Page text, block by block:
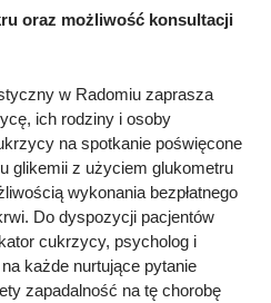
oraz możliwość konsultacji
w Radomiu zaprasza
ich rodziny i osoby
na spotkanie poświęcone
glikemii z użyciem glukometru
wykonania bezpłatnego
Do dyspozycji pacjentów
cukrzycy, psycholog i
każde nurtujące pytanie
zapadalność na tę chorobę